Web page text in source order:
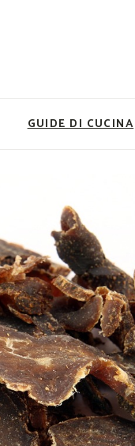
GUIDE DI CUCINA